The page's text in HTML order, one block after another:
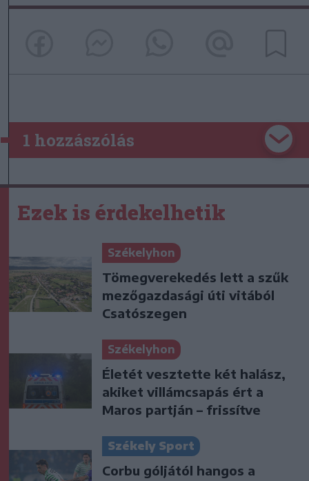
1 hozzászólás
Ezek is érdekelhetik
Székelyhon
Tömegverekedés lett a szűk
mezőgazdasági úti vitából
Csatószegen
Székelyhon
Életét vesztette két halász,
akiket villámcsapás ért a
Maros partján – frissítve
Székely Sport
Corbu góljától hangos a